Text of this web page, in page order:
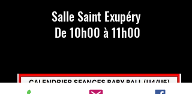
Salle Saint Exupéry
De 10h00 à 11h00